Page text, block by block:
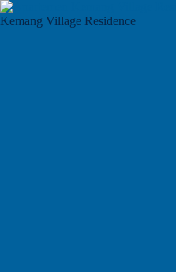
Kemang Village Residence